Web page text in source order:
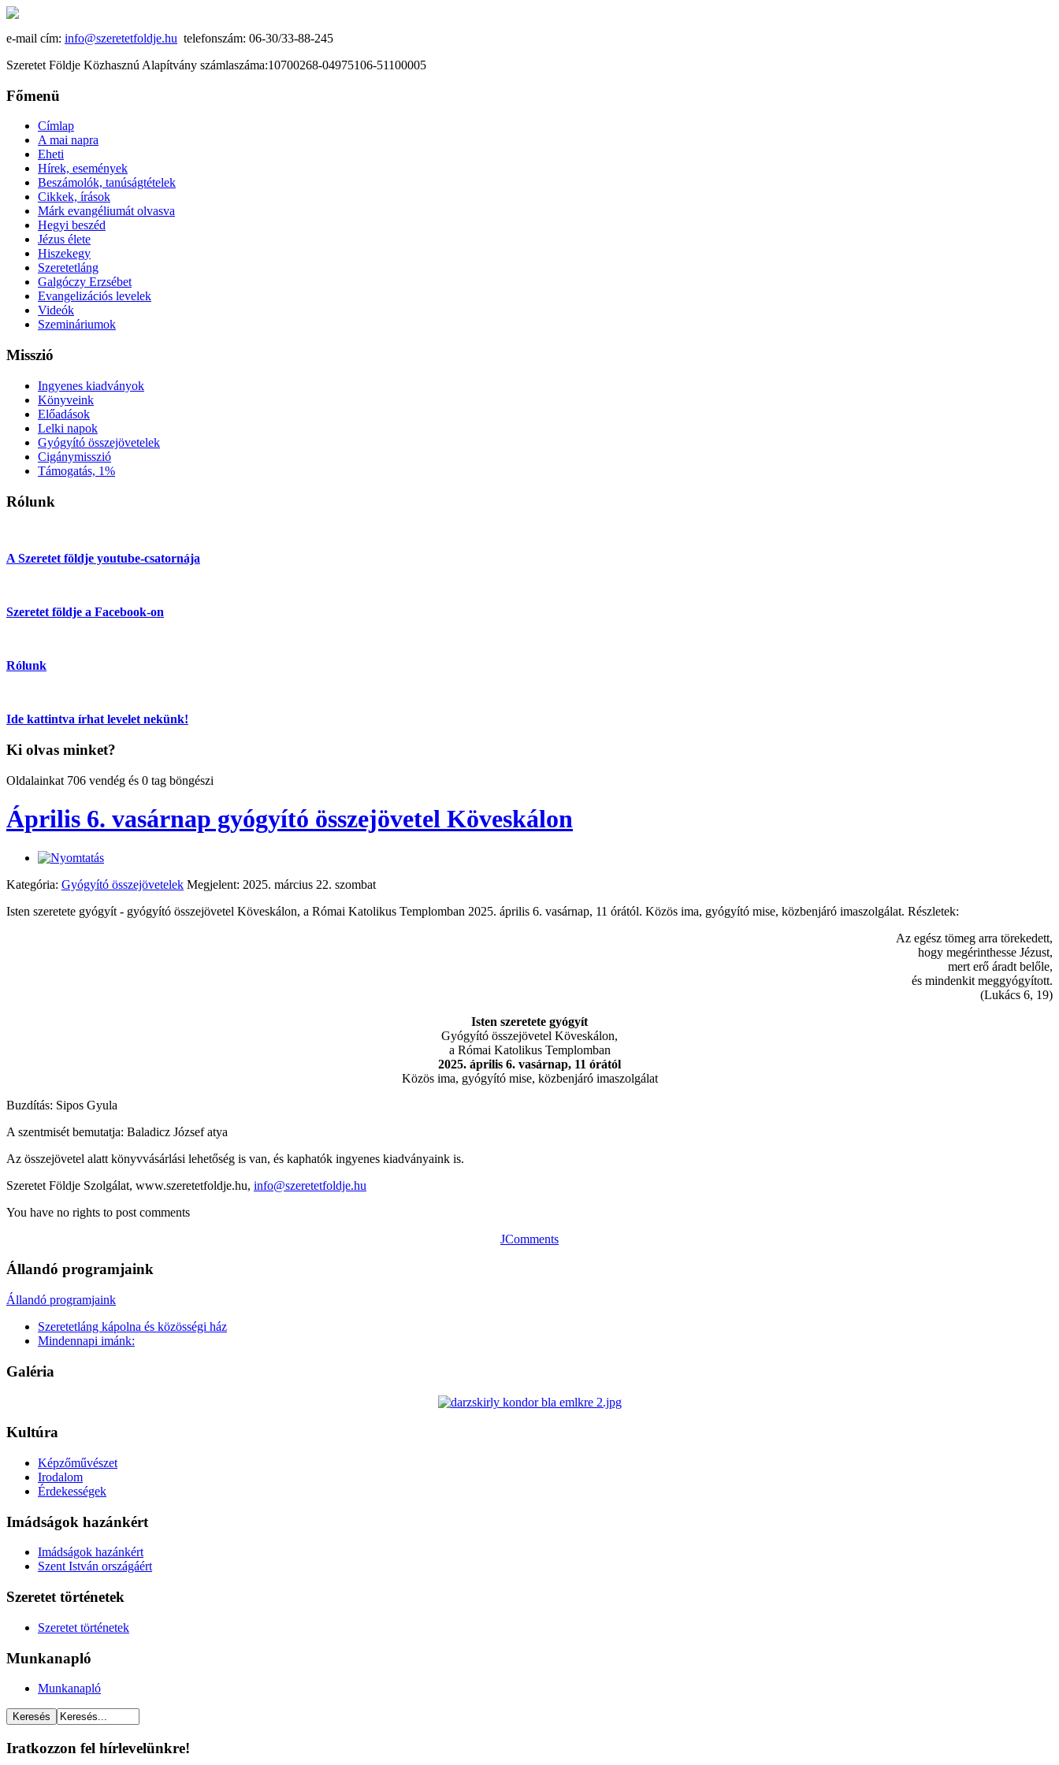
e-mail cím: info@szeretetfoldje.hu telefonszám: 06-30/33-88-245
Szeretet Földje Közhasznú Alapítvány számlaszáma:10700268-04975106-51100005
Főmenü
Címlap
A mai napra
Eheti
Hírek, események
Beszámolók, tanúságtételek
Cikkek, írások
Márk evangéliumát olvasva
Hegyi beszéd
Jézus élete
Hiszekegy
Szeretetláng
Galgóczy Erzsébet
Evangelizációs levelek
Videók
Szemináriumok
Misszió
Ingyenes kiadványok
Könyveink
Előadások
Lelki napok
Gyógyító összejövetelek
Cigánymisszió
Támogatás, 1%
Rólunk
A Szeretet földje youtube-csatornája
Szeretet földje a Facebook-on
Rólunk
Ide kattintva írhat levelet nekünk!
Ki olvas minket?
Oldalainkat 706 vendég és 0 tag böngészi
Április 6. vasárnap gyógyító összejövetel Köveskálon
Kategória: Gyógyító összejövetelek Megjelent: 2025. március 22. szombat
Isten szeretete gyógyít - gyógyító összejövetel Köveskálon, a Római Katolikus Templomban 2025. április 6. vasárnap, 11 órától. Közös ima, gyógyító mise, közbenjáró imaszolgálat. Részletek:
Az egész tömeg arra törekedett,
hogy megérinthesse Jézust,
mert erő áradt belőle,
és mindenkit meggyógyított.
(Lukács 6, 19)
Isten szeretete gyógyít
Gyógyító összejövetel Köveskálon,
a Római Katolikus Templomban
2025. április 6. vasárnap, 11 órától
Közös ima, gyógyító mise, közbenjáró imaszolgálat
Buzdítás: Sipos Gyula
A szentmisét bemutatja: Baladicz József atya
Az összejövetel alatt könyvvásárlási lehetőség is van, és kaphatók ingyenes kiadványaink is.
Szeretet Földje Szolgálat, www.szeretetfoldje.hu, info@szeretetfoldje.hu
You have no rights to post comments
JComments
Állandó programjaink
Állandó programjaink
Szeretetláng kápolna és közösségi ház
Mindennapi imánk:
Galéria
Kultúra
Képzőművészet
Irodalom
Érdekességek
Imádságok hazánkért
Imádságok hazánkért
Szent István országáért
Szeretet történetek
Szeretet történetek
Munkanapló
Munkanapló
Iratkozzon fel hírlevelünkre!